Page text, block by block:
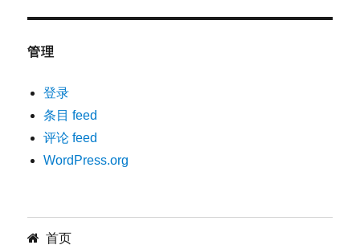
管理
登录
条目 feed
评论 feed
WordPress.org
首页